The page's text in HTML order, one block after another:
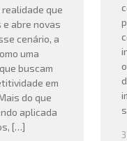
que
abre novas
cenário, a
uma
buscam
em
do que
aplicada
[…]